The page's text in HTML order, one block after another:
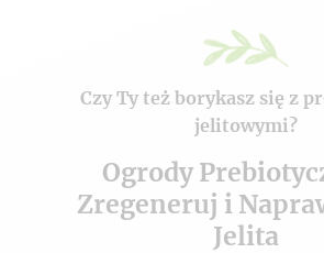
Czy Ty też borykasz się z
jelitowymi?
Ogrody
Zregeneruj i
Jelita